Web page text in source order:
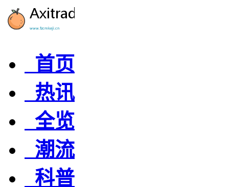
首页
热讯
全览
潮流
科普